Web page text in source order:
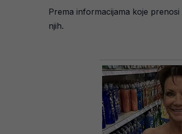
Prema informacijama koje
njih.